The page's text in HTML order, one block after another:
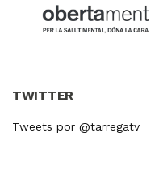
TWITTER
Tweets por @tarregatv